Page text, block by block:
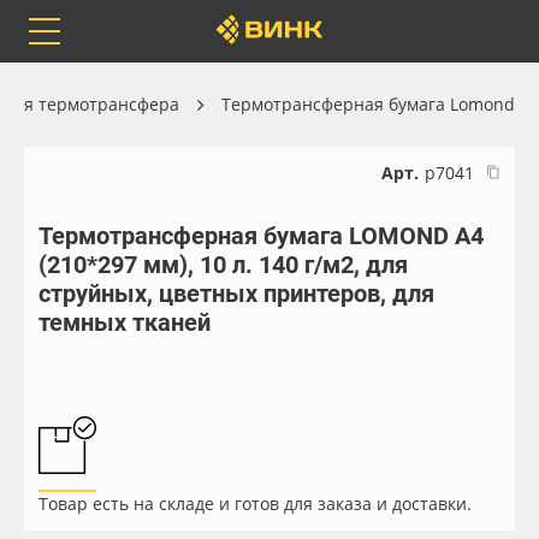
Каталог
Orafol
Доставка
Оплата
Весь каталог
Рулонные материалы
Листовые материалы
Чернила
для термотрансфера Термотрансферная бумага Lomond
Арт. р7041
Термотрансферная бумага LOMOND А4
(210*297 мм), 10 л. 140 г/м2, для
струйных, цветных принтеров, для
темных тканей
Товар есть на складе и готов для заказа и доставки.